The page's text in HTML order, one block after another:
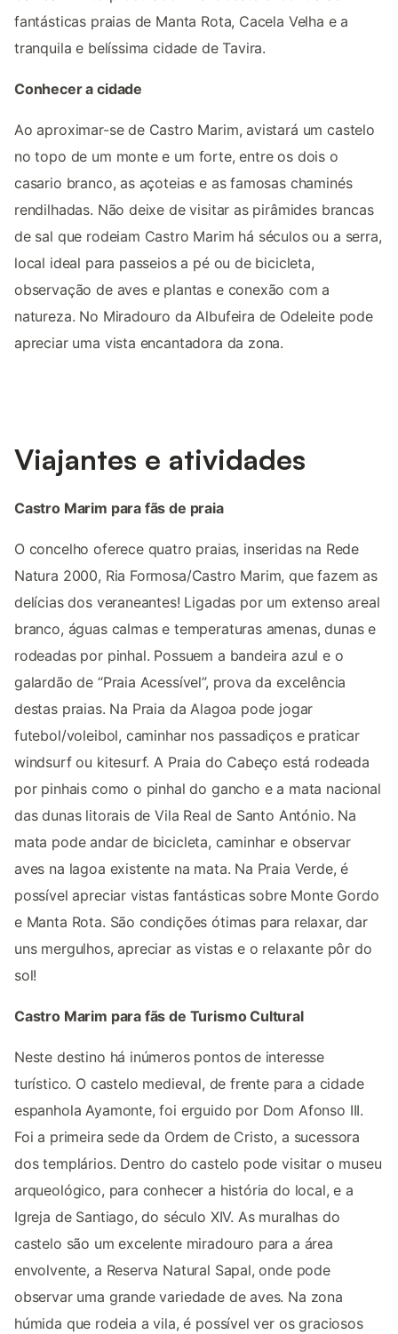
fantásticas praias de Manta Rota, Cacela Velha e a
tranquila e belíssima cidade de Tavira.
Conhecer a cidade
Ao aproximar-se de Castro Marim, avistará um castelo
no topo de um monte e um forte, entre os dois o
casario branco, as açoteias e as famosas chaminés
rendilhadas. Não deixe de visitar as pirâmides brancas
de sal que rodeiam Castro Marim há séculos ou a serra,
local ideal para passeios a pé ou de bicicleta,
observação de aves e plantas e conexão com a
natureza. No Miradouro da Albufeira de Odeleite pode
apreciar uma vista encantadora da zona.
Viajantes e atividades
Castro Marim para fãs de praia
O concelho oferece quatro praias, inseridas na Rede
Natura 2000, Ria Formosa/Castro Marim, que fazem as
delícias dos veraneantes! Ligadas por um extenso areal
branco, águas calmas e temperaturas amenas, dunas e
rodeadas por pinhal. Possuem a bandeira azul e o
galardão de “Praia Acessível”, prova da excelência
destas praias. Na Praia da Alagoa pode jogar
futebol/voleibol, caminhar nos passadiços e praticar
windsurf ou kitesurf. A Praia do Cabeço está rodeada
por pinhais como o pinhal do gancho e a mata nacional
das dunas litorais de Vila Real de Santo António. Na
mata pode andar de bicicleta, caminhar e observar
aves na lagoa existente na mata. Na Praia Verde, é
possível apreciar vistas fantásticas sobre Monte Gordo
e Manta Rota. São condições ótimas para relaxar, dar
uns mergulhos, apreciar as vistas e o relaxante pôr do
sol!
Castro Marim para fãs de Turismo Cultural
Neste destino há inúmeros pontos de interesse
turístico. O castelo medieval, de frente para a cidade
espanhola Ayamonte, foi erguido por Dom Afonso III.
Foi a primeira sede da Ordem de Cristo, a sucessora
dos templários. Dentro do castelo pode visitar o museu
arqueológico, para conhecer a história do local, e a
Igreja de Santiago, do século XIV. As muralhas do
castelo são um excelente miradouro para a área
envolvente, a Reserva Natural Sapal, onde pode
observar uma grande variedade de aves. Na zona
húmida que rodeia a vila, é possível ver os graciosos